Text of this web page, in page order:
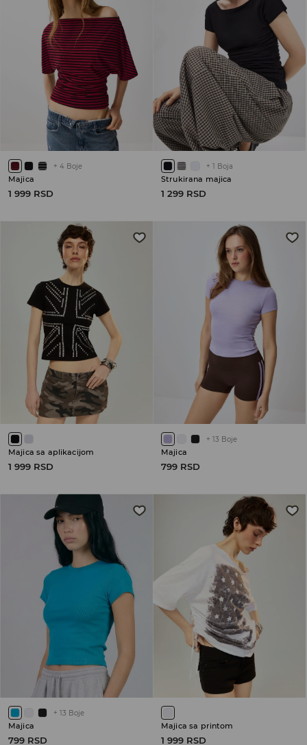
+ 4 Boje
Majica
1 999 RSD
+ 1 Boja
Strukirana majica
1 299 RSD
Majica sa aplikacijom
1 999 RSD
+ 13 Boje
Majica
799 RSD
+ 13 Boje
Majica
799 RSD
Majica sa printom
1 999 RSD